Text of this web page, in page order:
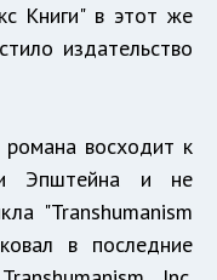
Книги" в этот же
издательство
восходит к
Эпштейна и не
"Transhumanism
в последние